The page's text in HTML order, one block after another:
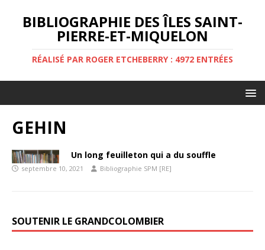
BIBLIOGRAPHIE DES ÎLES SAINT-
PIERRE-ET-MIQUELON
RÉALISÉ PAR ROGER ETCHEBERRY : 4972 ENTRÉES
GEHIN
Un long feuilleton qui a du souffle
septembre 10, 2021 Bibliographie SPM [RE]
SOUTENIR LE GRANDCOLOMBIER